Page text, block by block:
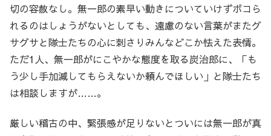
切の容赦なし。無一郎の素早い動きについていけずボコら
れるのはしょうがないとしても、遠慮のない言葉がまたグ
サグサと隊士たちの心に刺さりみんなどこか怯えた表情。
ただ1人、無一郎がにこやかな態度を取る炭治郎に、「も
う少し手加減してもらえないか頼んでほしい」と隊士たち
は相談しますが……。
厳しい稽古の中、緊張感が足りないとついには無一郎が真